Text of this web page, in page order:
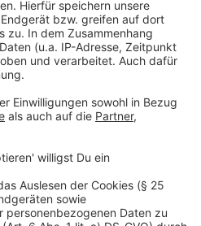
übernehmen und
Die freie Arztwahl soll aber
für Arztpraxen
sieht der